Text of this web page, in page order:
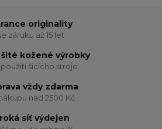
originality
záruku až 15 let
šité kožené výrobky
šicícho stroje
vždy zdarma
nad 2500 Kč
síť výdejen